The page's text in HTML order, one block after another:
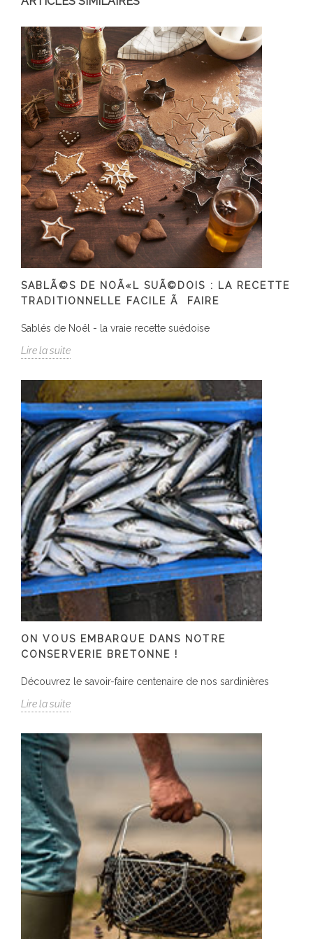
SABLÃ©S DE NOÃ«L SUÃ©DOIS : LA RECETTE
TRADITIONNELLE FACILE Ã FAIRE
Sablés de Noël - la vraie recette suédoise
Lire la suite
ON VOUS EMBARQUE DANS NOTRE
CONSERVERIE BRETONNE !
Découvrez le savoir-faire centenaire de nos sardinières
Lire la suite